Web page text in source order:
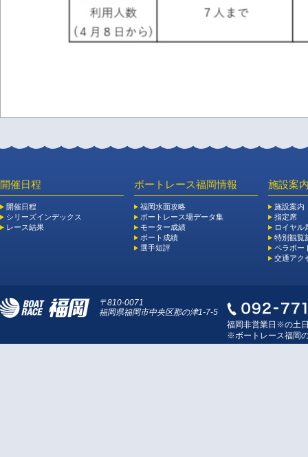
開催日程
開催日程
シリーズインデックス
レース結果
ボートレース福岡情報
福岡水面攻略
ボートレース場データ集
モーター成績
ボート成績
選手短評
施設案
施設案内
指定席
ロイヤル
特別観覧
ペラボー
交通アク
〒810-0071
福岡県福岡市中央区那の津1-7-5
福岡非営業日※の土
※ボートレース福岡